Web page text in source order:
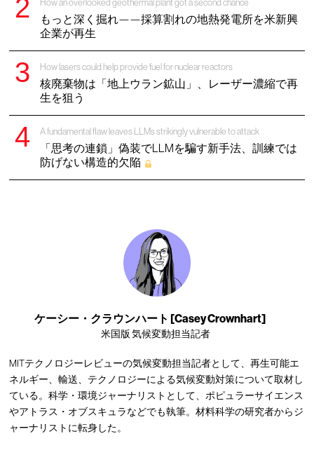
How an overlooked geothermal plant got a second chance
もっと深く掘れ——採算割れの地熱発電所を米新興
企業が再生
How lasers could help provide fuel for nuclear reactors
核廃棄物は「地上ウラン鉱山」、レーザー濃縮で再
生を狙う
A fundamental flaw leaves LLMs strikingly vulnerable to attack
「思考の連鎖」偽装でLLMを騙す新手法、訓練では
防げない構造的欠陥
ケーシー・クラウンハート [Casey Crownhart]
米国版 気候変動担当記者
MITテクノロジーレビューの気候変動担当記者として、再生可能エ
ネルギー、輸送、テクノロジーによる気候変動対策について取材し
ている。科学・環境ジャーナリストとして、ポピュラーサイエンス
やアトラス・オブスキュラなどでも執筆。材料科学の研究者からジ
ャーナリストに転身した。